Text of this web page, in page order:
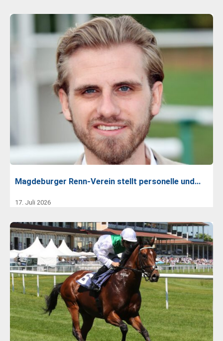
Magdeburger Renn-Verein stellt personelle und…
17. Juli 2026